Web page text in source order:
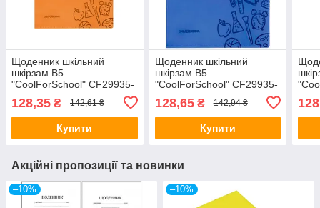
Щоденник шкільний
шкірзам В5
"CoolForSchool" CF29935-
аркушів, помаранчевий
128,35 ₴ 142,61 ₴
Купити
Щоденник шкільний
шкірзам B5
"CoolForSchool" CF29935-
аркушів, синій
128,65₴ 142,94 ₴
Купити
Акційні пропозиції та новинки
–10% –10%